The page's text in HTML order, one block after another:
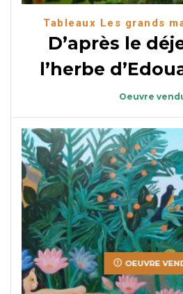
Tableaux Les grands
D’après le
l’herbe
Oeuvre
OEUVRE